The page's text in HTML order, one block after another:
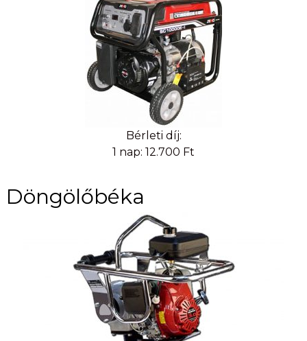
Bérleti díj:
1 nap: 12.700 Ft
Döngölőbéka